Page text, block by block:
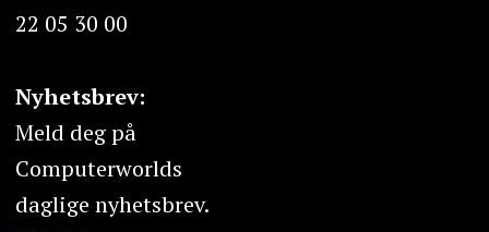
22 05 30 00
Nyhetsbrev:
Meld deg på
Computerworlds
daglige nyhetsbrev.